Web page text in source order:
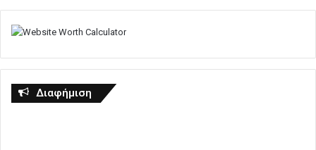
Διαφήμιση